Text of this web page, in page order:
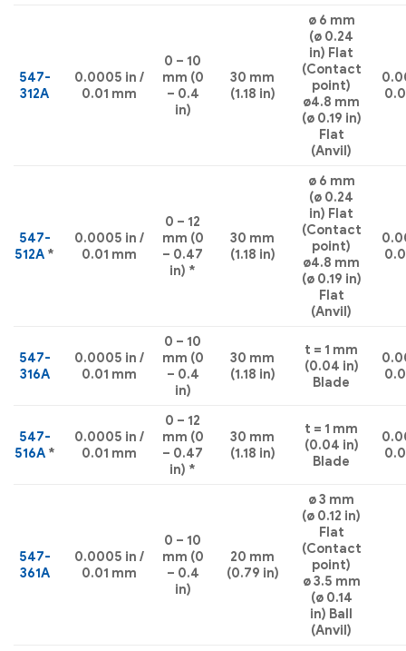
547-
312A
0.0005 in /
0.01 mm
0 – 10
mm (0
– 0.4
in)
30 mm
(1.18 in)
ø 6 mm
(ø 0.24
in) Flat
(Contact
point)
ø4.8 mm
(ø 0.19 in)
Flat
(Anvil)
547-
512A *
0.0005 in /
0.01 mm
0 – 12
mm (0
– 0.47
in) *
30 mm
(1.18 in)
ø 6 mm
(ø 0.24
in) Flat
(Contact
point)
ø4.8 mm
(ø 0.19 in)
Flat
(Anvil)
547-
316A
0.0005 in /
0.01 mm
0 – 10
mm (0
– 0.4
in)
30 mm
(1.18 in)
t = 1 mm
(0.04 in)
Blade
547-
516A*
0.0005 in /
0.01 mm
0 – 12
mm (0
– 0.47
in) *
30 mm
(1.18 in)
t = 1 mm
(0.04 in)
Blade
547-
361A
0.0005 in /
0.01 mm
0 – 10
mm (0
– 0.4
in)
20 mm
(0.79 in)
ø 3 mm
(ø 0.12 in)
Flat
(Contact
point)
ø 3.5 mm
(ø 0.14
in) Ball
(Anvil)